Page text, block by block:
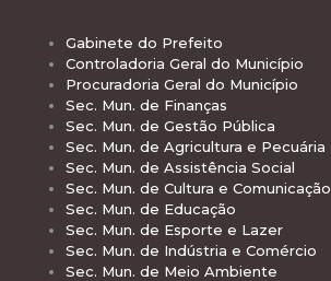
Gabinete do Prefeito
Controladoria Geral do Município
Procuradoria Geral do Município
Sec. Mun. de Finanças
Sec. Mun. de Gestão Pública
Sec. Mun. de Agricultura e Pecuária
Sec. Mun. de Assistência Social
Sec. Mun. de Cultura e Comunicação
Sec. Mun. de Educação
Sec. Mun. de Esporte e Lazer
Sec. Mun. de Indústria e Comércio
Sec. Mun. de Meio Ambiente